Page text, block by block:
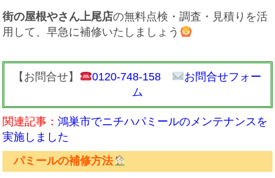
街の屋根やさん上尾店の無料点検・調査・見積りを活
用して、早急に補修いたしましょう
【お問合せ】 0120-748-158
お問合せフォー
ム
関連記事：鴻巣市でニチハパミールのメンテナンスを
実施しました
パミールの補修方法